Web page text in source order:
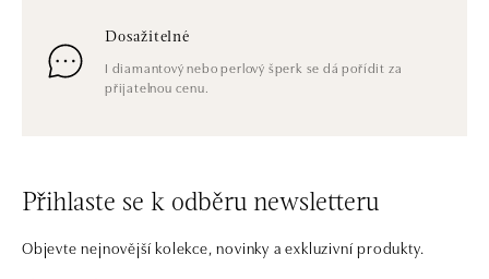
Dosažitelné
I diamantový nebo perlový šperk se dá pořídit za
přijatelnou cenu.
Přihlaste se k odběru newsletteru
Objevte nejnovější kolekce, novinky a exkluzivní produkty.